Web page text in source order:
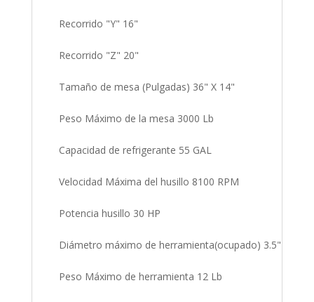
Recorrido "Y" 16"
Recorrido "Z" 20"
Tamaño de mesa (Pulgadas) 36" X 14"
Peso Máximo de la mesa 3000 Lb
Capacidad de refrigerante 55 GAL
Velocidad Máxima del husillo 8100 RPM
Potencia husillo 30 HP
Diámetro máximo de herramienta(ocupado) 3.5"
Peso Máximo de herramienta 12 Lb